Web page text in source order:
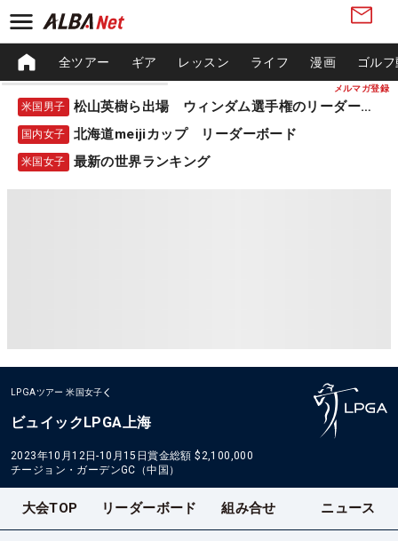
メルマガ登録
全ツアー ギア レッスン ライフ 漫画 ゴル
米国男子 松山英樹ら出場 ウィンダム選手権のリーダーボード
国内女子 北海道meijiカップ リーダーボード
米国女子 最新の世界ランキング
LPGAツアー 米国女子
ビュイックLPGA上海
2023年10月12日-10月15日賞金総額 $2,100,000
チージョン・ガーデンGC（中国）
大会TOP リーダーボード 組み合せ ニュース